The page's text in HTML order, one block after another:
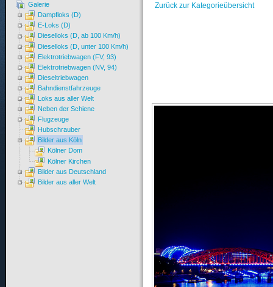
Zurück zur Kategorieübersicht
Galerie
Dampfloks (D)
E-Loks (D)
Dieselloks (D, ab 100 Km/h)
Dieselloks (D, unter 100 Km/h)
Elektrotriebwagen (FV, 93)
Elektrotriebwagen (NV, 94)
Dieseltriebwagen
Bahndienstfahrzeuge
Loks aus aller Welt
Neben der Schiene
Flugzeuge
Hubschrauber
Bilder aus Köln
Kölner Dom
Kölner Kirchen
Bilder aus Deutschland
Bilder aus aller Welt